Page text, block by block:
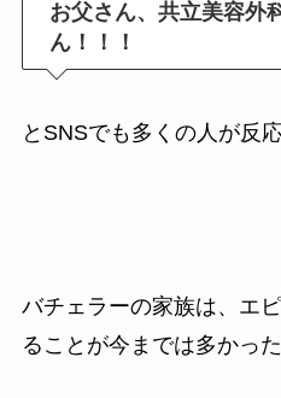
お父さん、共立美容外
ん！！！
とSNSでも多くの人が反
バチェラーの家族は、エ
ることが今までは多かった